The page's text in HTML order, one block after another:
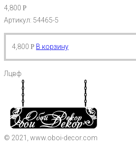
4,800 Р
Артикул: 54465-5
4,800 Р В корзину
Лцвф
© 2021, www.oboi-decor.com